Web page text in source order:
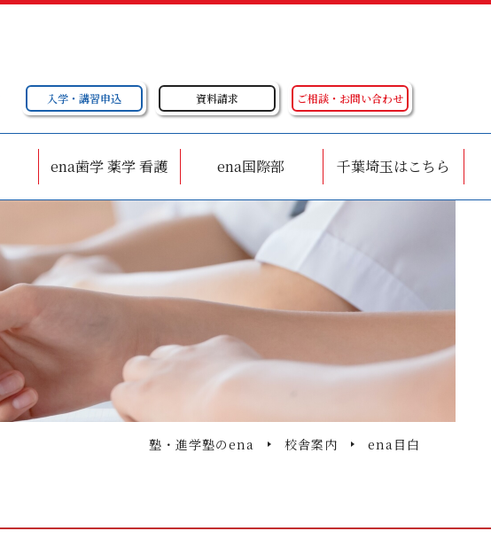
入学・講習申込 資料請求 ご相談・お問い合わせ
ena歯学 薬学 看護 ena国際部 千葉埼玉はこちら
塾・進学塾のena 校舎案内 ena目白